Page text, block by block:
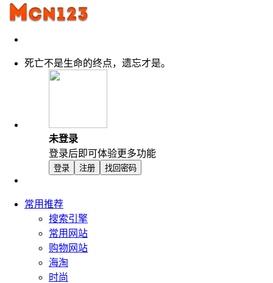
死亡不是生命的终点，遗忘才是。
未登录
登录后即可体验更多功能
登录 注册 找回密码
常用推荐
搜索引擎
常用网站
购物网站
海淘
时尚